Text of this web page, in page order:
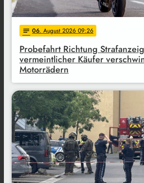
notes 06. August 2026 09:26
Probefahrt Richtung
vermeintlicher Käufer
Motorrädern